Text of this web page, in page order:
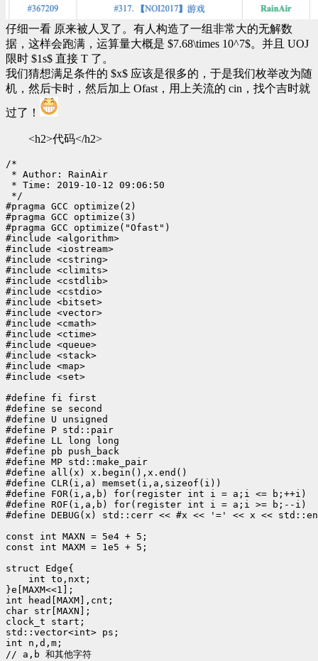
仔细一看 原来被人叉了。有人构造了一组非常大的无解数
据，这样会跑满，运算量大概是 $7.68\times 10^7$。并且 UOJ
限时 $1s$ 直接 T 了。
我们猜想满足条件的 $x$ 应该是很多的，于是我们枚举改为随
机，然后卡时，然后加上 Ofast，用上关流的 cin，找个吉时就
过了！
<h2>代码</h2>
/*
* Author: RainAir
* Time: 2019-10-12 09:06:50
*/
#pragma GCC optimize(2)
#pragma GCC optimize(3)
#pragma GCC optimize("Ofast")
#include <algorithm>
#include <iostream>
#include <cstring>
#include <climits>
#include <cstdlib>
#include <cstdio>
#include <bitset>
#include <vector>
#include <cmath>
#include <ctime>
#include <queue>
#include <stack>
#include <map>
#include <set>
#define fi first
#define se second
#define U unsigned
#define P std::pair
#define LL long long
#define pb push_back
#define MP std::make_pair
#define all(x) x.begin(),x.end()
#define CLR(i,a) memset(i,a,sizeof(i))
#define FOR(i,a,b) for(register int i = a;i <= b;++i)
#define ROF(i,a,b) for(register int i = a;i >= b;--i)
#define DEBUG(x) std::cerr << #x << '=' << x <<
const int MAXN = 5e4 + 5;
const int MAXM = 1e5 + 5;
struct Edge{
    int to,nxt;
}e[MAXM<<1];
int head[MAXM],cnt;
char str[MAXN];
clock_t start;
std::vector<int> ps;
int n,d,m;
// a,b 和其他字符